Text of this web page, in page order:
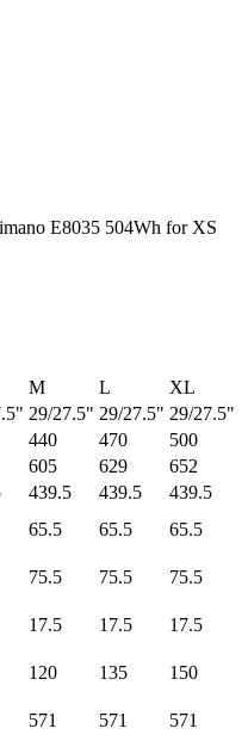
E8035 504Wh for XS
M L
XL
29/27.5" 29/27.5" 29/27.5"
440 470
500
605 629
652
439.5 439.5
439.5
65.5 65.5
65.5
75.5 75.5
75.5
17.5 17.5
17.5
120 135
150
571 571
571